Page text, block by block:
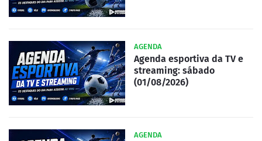
AGENDA
Agenda esportiva da TV e
streaming: sábado
(01/08/2026)
AGENDA